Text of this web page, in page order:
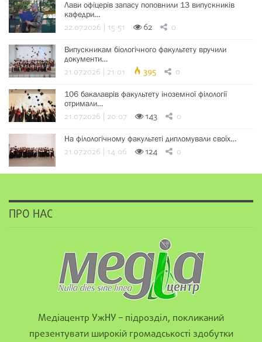
Лави офіцерів запасу поповнили 13 випускників
кафедри…
22.07.2026 | 15:51 62 0
Випускникам біологічного факультету вручили
документи…
21.07.2026 | 21:01 395 0
106 бакалаврів факультету іноземної філології
отримали…
21.07.2026 | 20:07 143 0
На філологічному факультеті дипломували своїх…
21.07.2026 | 14:06 124 0
ПРО НАС
Медіацентр УжНУ – підрозділ, покликаний
презентувати широкій громадськості здобутки